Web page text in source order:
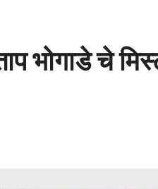
भोगाडे चे